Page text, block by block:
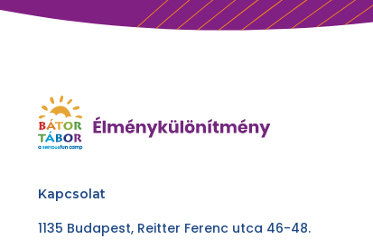
Kapcsolat
1135 Budapest, Reitter Ferenc utca 46-48.